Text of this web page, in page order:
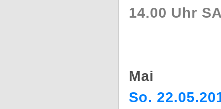
14.00 Uhr
Mai
So.